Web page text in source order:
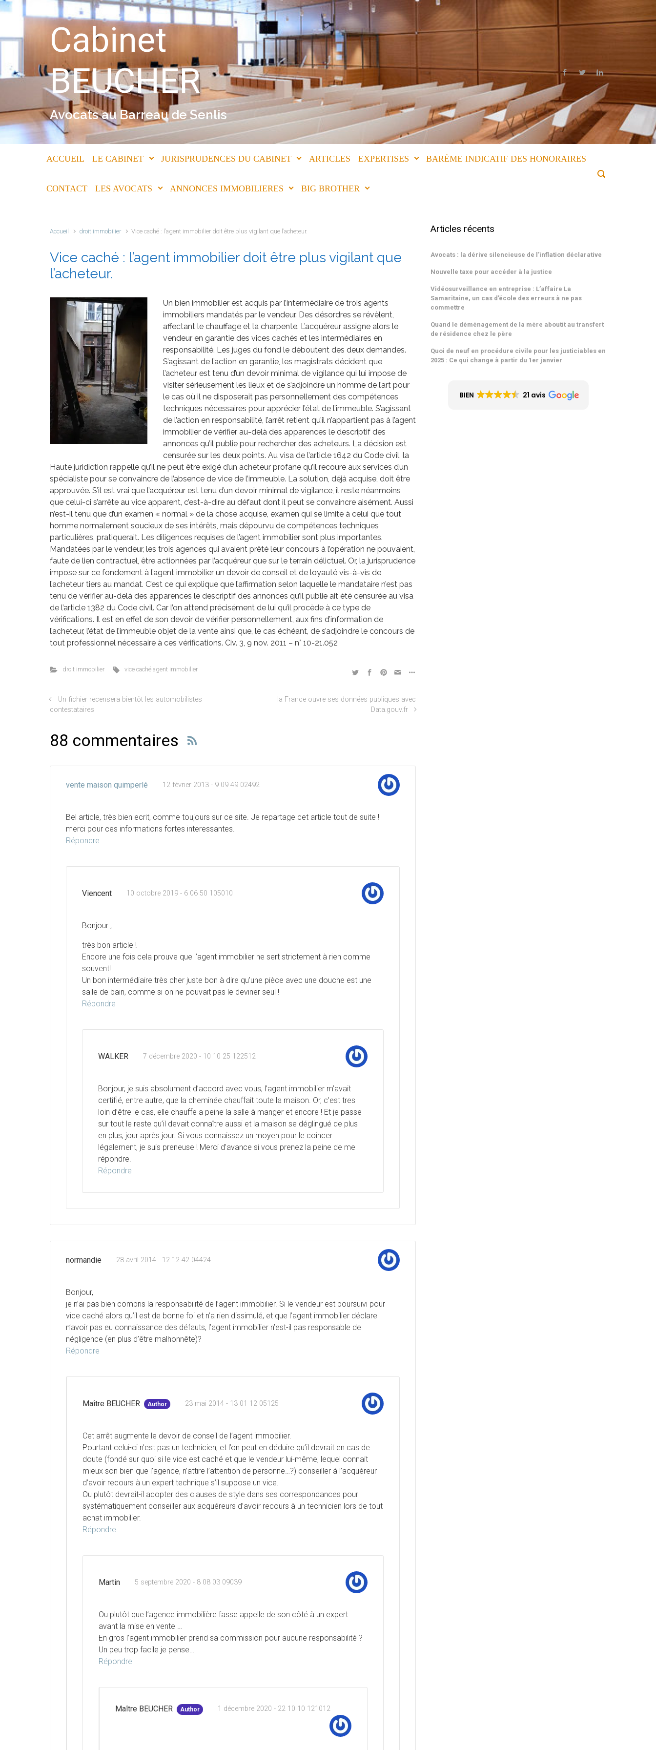
Skip to main content
Cabinet
BEUCHER
Avocats au Barreau de Senlis
ACCUEIL LE CABINET JURISPRUDENCES DU CABINET ARTICLES EXPERTISES BARÈME INDICATIF DES HONORAIRES
CONTACT LES AVOCATS ANNONCES IMMOBILIERES BIG BROTHER
Accueil droit immobilier Vice caché : l’agent immobilier doit être plus vigilant que l’acheteur.
Vice caché : l’agent immobilier doit être plus vigilant que
l’acheteur.
Un bien immobilier est acquis par l’intermédiaire de trois agents
immobiliers mandatés par le vendeur. Des désordres se révèlent,
affectant le chauffage et la charpente. L’acquéreur assigne alors le
vendeur en garantie des vices cachés et les intermédiaires en
responsabilité. Les juges du fond le déboutent des deux demandes.
S’agissant de l’action en garantie, les magistrats décident que
l’acheteur est tenu d’un devoir minimal de vigilance qui lui impose de
visiter sérieusement les lieux et de s’adjoindre un homme de l’art pour
le cas où il ne disposerait pas personnellement des compétences
techniques nécessaires pour apprécier l’état de l’immeuble. S’agissant
de l’action en responsabilité, l’arrêt retient qu’il n’appartient pas à l’agent
immobilier de vérifier au-delà des apparences le descriptif des
annonces qu’il publie pour rechercher des acheteurs. La décision est
censurée sur les deux points. Au visa de l’article 1642 du Code civil, la
Haute juridiction rappelle qu’il ne peut être exigé d’un acheteur profane qu’il recoure aux services d’un
spécialiste pour se convaincre de l’absence de vice de l’immeuble. La solution, déjà acquise, doit être
approuvée. S’il est vrai que l’acquéreur est tenu d’un devoir minimal de vigilance, il reste néanmoins
que celui-ci s’arrête au vice apparent, c’est-à-dire au défaut dont il peut se convaincre aisément. Aussi
n’est-il tenu que d’un examen « normal » de la chose acquise, examen qui se limite à celui que tout
homme normalement soucieux de ses intérêts, mais dépourvu de compétences techniques
particulières, pratiquerait. Les diligences requises de l’agent immobilier sont plus importantes.
Mandatées par le vendeur, les trois agences qui avaient prêté leur concours à l’opération ne pouvaient,
faute de lien contractuel, être actionnées par l’acquéreur que sur le terrain délictuel. Or, la jurisprudence
impose sur ce fondement à l’agent immobilier un devoir de conseil et de loyauté vis-à-vis de
l’acheteur tiers au mandat. C’est ce qui explique que l’affirmation selon laquelle le mandataire n’est pas
tenu de vérifier au-delà des apparences le descriptif des annonces qu’il publie ait été censurée au visa
de l’article 1382 du Code civil. Car l’on attend précisément de lui qu’il procède à ce type de
vérifications. Il est en effet de son devoir de vérifier personnellement, aux fins d’information de
l’acheteur, l’état de l’immeuble objet de la vente ainsi que, le cas échéant, de s’adjoindre le concours de
tout professionnel nécessaire à ces vérifications. Civ. 3, 9 nov. 2011 – n° 10-21.052
droit immobilier vice caché agent immobilier
Un fichier recensera bientôt les automobilistes
contestataires
la France ouvre ses données publiques avec
Data.gouv.fr
88 commentaires
vente maison quimperlé 12 février 2013 - 9 09 49 02492
Bel article, très bien ecrit, comme toujours sur ce site. Je repartage cet article tout de suite !
merci pour ces informations fortes interessantes.
Répondre
Viencent 10 octobre 2019 - 6 06 50 105010
Bonjour ,
très bon article !
Encore une fois cela prouve que l’agent immobilier ne sert strictement à rien comme
souvent!
Un bon intermédiaire très cher juste bon à dire qu’une pièce avec une douche est une
salle de bain, comme si on ne pouvait pas le deviner seul !
Répondre
WALKER 7 décembre 2020 - 10 10 25 122512
Bonjour, je suis absolument d’accord avec vous, l’agent immobilier m’avait
certifié, entre autre, que la cheminée chauffait toute la maison. Or, c’est tres
loin d’être le cas, elle chauffe a peine la salle à manger et encore ! Et je passe
sur tout le reste qu’il devait connaître aussi et la maison se déglingué de plus
en plus, jour après jour. Si vous connaissez un moyen pour le coincer
légalement, je suis preneuse ! Merci d’avance si vous prenez la peine de me
répondre.
Répondre
normandie 28 avril 2014 - 12 12 42 04424
Bonjour,
je n’ai pas bien compris la responsabilité de l’agent immobilier. Si le vendeur est poursuivi pour
vice caché alors qu’il est de bonne foi et n’a rien dissimulé, et que l’agent immobilier déclare
n’avoir pas eu connaissance des défauts, l’agent immobilier n’est-il pas responsable de
négligence (en plus d’être malhonnête)?
Répondre
Maître BEUCHER Author 23 mai 2014 - 13 01 12 05125
Cet arrêt augmente le devoir de conseil de l’agent immobilier.
Pourtant celui-ci n’est pas un technicien, et l’on peut en déduire qu’il devrait en cas de
doute (fondé sur quoi si le vice est caché et que le vendeur lui-même, lequel connait
mieux son bien que l’agence, n’attire l’attention de personne…?) conseiller à l’acquéreur
d’avoir recours à un expert technique s’il suppose un vice.
Ou plutôt devrait-il adopter des clauses de style dans ses correspondances pour
systématiquement conseiller aux acquéreurs d’avoir recours à un technicien lors de tout
achat immobilier.
Répondre
Martin 5 septembre 2020 - 8 08 03 09039
Ou plutôt que l’agence immobilière fasse appelle de son côté à un expert
avant la mise en vente …
En gros l’agent immobilier prend sa commission pour aucune responsabilité ?
Un peu trop facile je pense…
Répondre
Maître BEUCHER Author 1 décembre 2020 - 22 10 10 121012
Articles récents
Avocats : la dérive silencieuse de l’inflation déclarative
Nouvelle taxe pour accéder à la justice
Vidéosurveillance en entreprise : L’affaire La
Samaritaine, un cas d’école des erreurs à ne pas
commettre
Quand le déménagement de la mère aboutit au transfert
de résidence chez le père
Quoi de neuf en procédure civile pour les justiciables en
2025 : Ce qui change à partir du 1er janvier
BIEN 21 avis